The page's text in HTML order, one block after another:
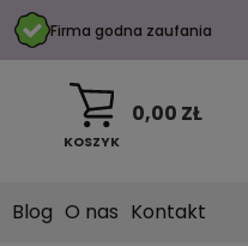
Firma godna zaufania
KOSZYK
0,00 ZŁ
Blog O nas Kontakt